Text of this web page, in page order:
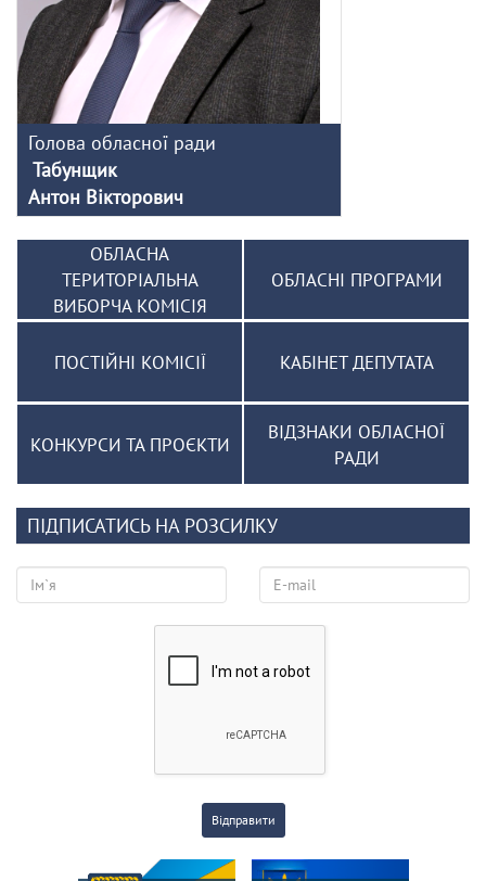
Голова обласної ради
Табунщик
Антон Вікторович
ОБЛАСНА
ТЕРИТОРІАЛЬНА
ВИБОРЧА КОМІСІЯ
ОБЛАСНІ ПРОГРАМИ
ПОСТІЙНІ КОМІСІЇ КАБІНЕТ ДЕПУТАТА
КОНКУРСИ ТА ПРОЄКТИ
ВІДЗНАКИ ОБЛАСНОЇ
РАДИ
ПІДПИСАТИСЬ НА РОЗСИЛКУ
Відправити